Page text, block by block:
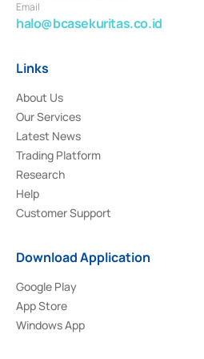
Email
halo@bcasekuritas.co.id
Links
About Us
Our Services
Latest News
Trading Platform
Research
Help
Customer Support
Download Application
Google Play
App Store
Windows App